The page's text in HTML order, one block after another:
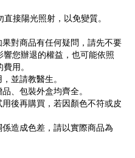
接陽光照射，以免變質。
對商品有任何疑問，請先不要
您辦退的權益，也可能依照
用。
並請教醫生。
、包裝外盒均齊全。
後再購買，若因顏色不符或皮
造成色差，請以實際商品為